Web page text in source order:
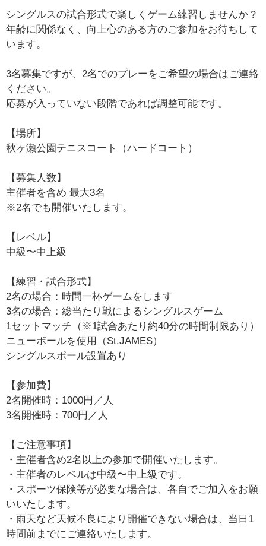
シングルスの試合形式で楽しくゲーム練習しませんか？
年齢に関係なく、向上心のある方のご参加をお待ちして
います。
3名募集ですが、2名でのプレーをご希望の場合はご連絡
ください。
応募が入っていない段階であれば調整可能です。
【場所】
秋ヶ瀬公園テニスコート（ハードコート）
【募集人数】
主催者を含め 最大3名
※2名でも開催いたします。
【レベル】
中級〜中上級
【練習・試合形式】
2名の場合：時間一杯ゲームをします
3名の場合：総当たり戦によるシングルスゲーム
1セットマッチ（※1試合あたり約40分の時間制限あり）
ニューボールを使用（St.JAMES）
シングルスポール設置あり
【参加費】
2名開催時：1000円／人
3名開催時：700円／人
【ご注意事項】
・主催者含め2名以上の参加で開催いたします。
・主催者のレベルは中級〜中上級です。
・スポーツ保険等が必要な場合は、各自でご加入をお願
いいたします。
・雨天など天候不良により開催できない場合は、当日1
時間前までにご連絡いたします。